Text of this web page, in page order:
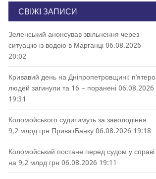
СВІЖІ ЗАПИСИ
Зеленський анонсував звільнення через
ситуацію із водою в Марганці 06.08.2026
20:02
Кривавий день на Дніпропетровщині: п’ятеро
людей загинули та 16 – поранені 06.08.2026
19:31
Коломойського судитимуть за заволодіння
9,2 млрд грн ПриватБанку 06.08.2026 19:18
Коломойський постане перед судом у справі
на 9,2 млрд грн 06.08.2026 19:11